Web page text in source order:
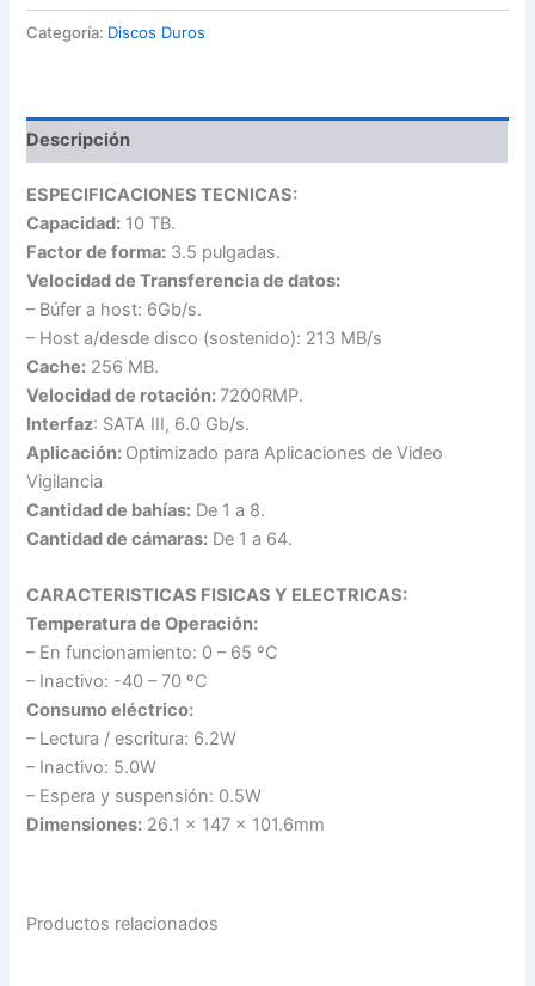
10
3
Años
de
Garantía
cantidad
Categoría: Discos Duros
Descripción
ESPECIFICACIONES TECNICAS:
Capacidad: 10 TB.
Factor de forma: 3.5 pulgadas.
Velocidad de Transferencia de datos:
– Búfer a host: 6Gb/s.
– Host a/desde disco (sostenido): 213 MB/s
Cache: 256 MB.
Velocidad de rotación: 7200RMP.
Interfaz: SATA III, 6.0 Gb/s.
Aplicación: Optimizado para Aplicaciones de Video
Vigilancia
Cantidad de bahías: De 1 a 8.
Cantidad de cámaras: De 1 a 64.
CARACTERISTICAS FISICAS Y ELECTRICAS:
Temperatura de Operación:
– En funcionamiento: 0 – 65 ºC
– Inactivo: -40 – 70 ºC
Consumo eléctrico:
– Lectura / escritura: 6.2W
– Inactivo: 5.0W
– Espera y suspensión: 0.5W
Dimensiones: 26.1 x 147 x 101.6mm
Productos relacionados